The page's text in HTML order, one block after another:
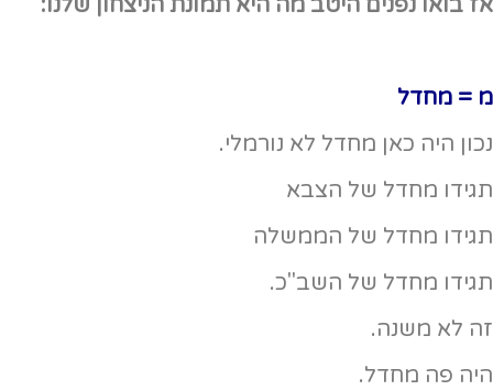
מ = מחדל
נכון היה כאן מחדל לא נורמלי.
תגידו מחדל של הצבא
תגידו מחדל של הממשלה
תגידו מחדל של השב"כ.
זה לא משנה.
היה פה מחדל.